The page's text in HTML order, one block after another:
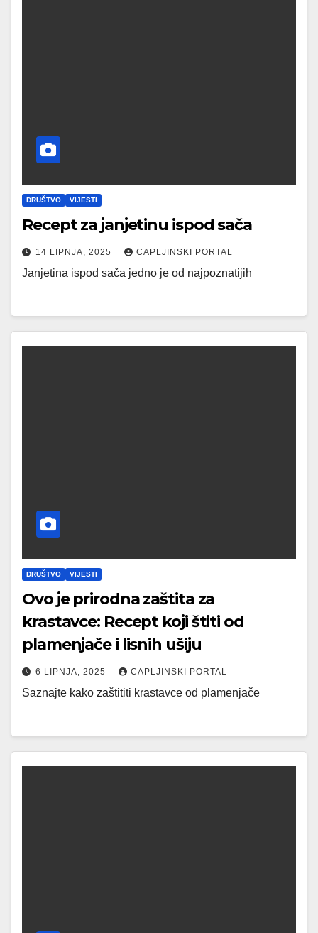
DRUŠTVO VIJESTI
Recept za janjetinu ispod sača
14 LIPNJA, 2025 CAPLJINSKI PORTAL
Janjetina ispod sača jedno je od najpoznatijih
DRUŠTVO VIJESTI
Ovo je prirodna zaštita za
krastavce: Recept koji štiti od
plamenjače i lisnih ušiju
6 LIPNJA, 2025 CAPLJINSKI PORTAL
Saznajte kako zaštititi krastavce od plamenjače